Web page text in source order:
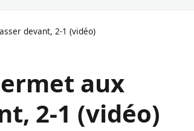
devant, 2-1 (vidéo)
aux
2-1 (vidéo)